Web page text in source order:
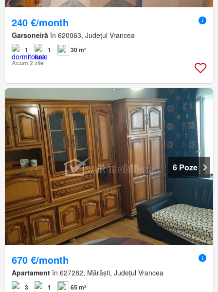
240 €/month
Garsoneiră în 620063, Județul Vrancea
1 1
30 m²
Acum 2 zile
6 Poze
670 €/month
Apartament în 627282, Mărăști, Județul Vrancea
3 1
65 m²